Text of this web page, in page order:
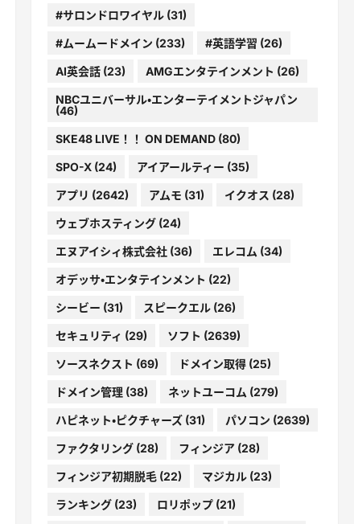
#サロンドロワイヤル(31)
#ムームードメイン (233) #英語学習 (26)
AI英会話(23) AMGエンタテインメント (26)
NBCユニバーサル・エンターテイメントジャパン
(46)
SKE48 LIVE！！ ON DEMAND(80)
SPO-X(24) アイアールティー (35)
アプリ (2642) アムモ (31) イクオス (28)
ウェブホスティング(24)
エヌアイシィ株式会社(36) エレコム (34)
オデッサ・エンタテインメント (22)
シービー (31) スピークエル(26)
セキュリティ (29) ソフト (2639)
ソースネクスト (69) ドメイン取得(25)
ドメイン管理(38) ネットユーコム (279)
ハピネット・ピクチャーズ(31) パソコン (2639)
ファクタリング(28) フィンジア(28)
フィンジア初期脱毛(22) マジカル(23)
ランキング(23) ロリポップ(21)